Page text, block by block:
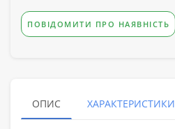
ПОВІДОМИТИ ПРО НАЯВНІСТЬ
ОПИС ХАРАКТЕРИСТИКИ